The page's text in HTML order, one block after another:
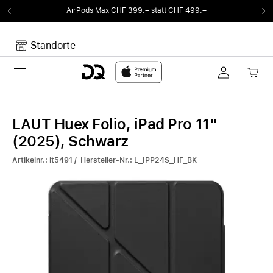
AirPods Max CHF 399.– statt CHF 499.–
Standorte
Toggle navigation
LAUT Huex Folio, iPad Pro 11"
(2025), Schwarz
Artikelnr.: it5491 / Hersteller-Nr.: L_IPP24S_HF_BK